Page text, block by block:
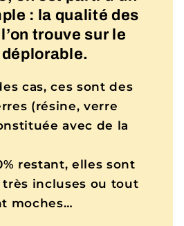
: la qualité des
trouve sur le
cas, ces sont des
(résine, verre
avec de la
restant, elles sont
très incluses ou tout
moches…